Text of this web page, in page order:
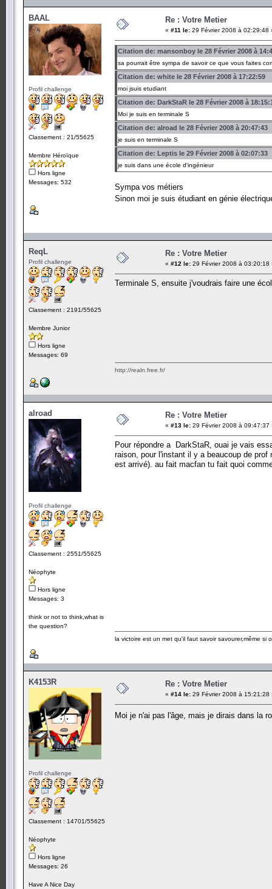
BAAL
Profil challenge
Classement : 21/55625
Membre Héroïque
Hors ligne
Messages: 532
Re : Votre Metier
« #11 le: 29 Février 2008 à 02:29:48
Citation de: mansonboy le 28 Février 2008 à
sa pourrait être sympa de savoir ce que vous faites
Citation de: white le 28 Février 2008 à 17:22:59
moi jsuis etudiant
Citation de: DarkStaR le 28 Février 2008 à
Moi je suis en terminale S
Citation de: alroad le 28 Février 2008 à 20:47:43
je suis en terminale S
Citation de: Leptis le 29 Février 2008 à 02:07:33
je suis dans une école d'ingénieur
Sympa vos métiers
Sinon moi je suis étudiant en génie
ReqL
Profil challenge
Classement : 2191/55625
Membre Junior
Hors ligne
Messages: 69
Re : Votre Metier
« #12 le: 29 Février 2008 à 03:20:18
Terminale S, ensuite j'voudrais faire une
http://realn.free.fr/
alroad
Profil challenge
Classement : 2551/55625
Néophyte
Hors ligne
Messages: 3
think or not to think,what is
the question?
Re : Votre Metier
« #13 le: 29 Février 2008 à 09:47:37
Pour répondre a DarkStaR, ouai je vais
raison, pour l'instant il y a beaucoup de
est arrivé). au fait macfan tu fait quoi
la victoire est un met qu'il faut savoir savourer,même si
K4153R
Profil challenge
Classement : 14701/55625
Néophyte
Hors ligne
Messages: 26
Have A Nice Day
Re : Votre Metier
« #14 le: 29 Février 2008 à 15:21:28
Moi je n'ai pas l'âge, mais je dirais dans la